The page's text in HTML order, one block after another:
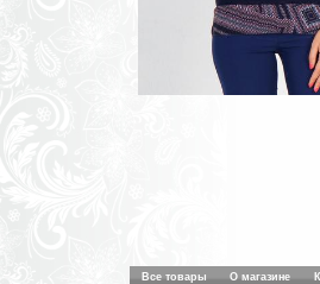
Все товары О магазине